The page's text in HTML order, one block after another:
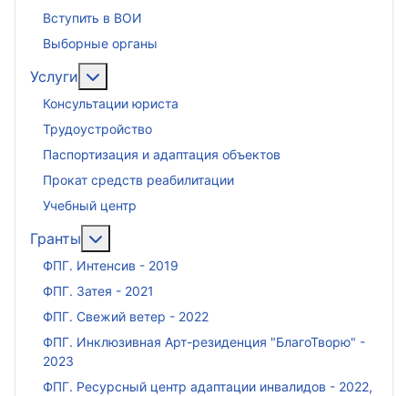
Вступить в ВОИ
Выборные органы
Услуги
Консультации юриста
Трудоустройство
Паспортизация и адаптация объектов
Прокат средств реабилитации
Учебный центр
Гранты
ФПГ. Интенсив - 2019
ФПГ. Затея - 2021
ФПГ. Свежий ветер - 2022
ФПГ. Инклюзивная Арт-резиденция "БлагоТворю" -
2023
ФПГ. Ресурсный центр адаптации инвалидов - 2022,